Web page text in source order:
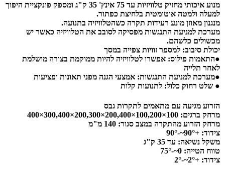
מנוע איכותי מחזיק טלוויזיות עד 75 אינץ' 35 ק"ג ומספק פונקציית היפוך
למעלה ולמטה אוטומטית בלחיצת כפתור.
מנגנון מאוזן מונע רעידות תקרה כשהטלוויזיה בתנועה.
מערכת למניעת התנגשות מפסיקה לסובב את הטלוויזיה כאשר יש
מכשולים כלשהם.
יכולת סיבוב: למספר זוויות צפייה במסך
●התאמות פילוס: אפשרו לטלוויזיה להיות ממוקמת בצורה מושלמת
לאחר תלייה
●מערכת למניעת התנגשות: אמצעי הגנה מפני תאונות ופציעות
● שלט רחוק כלול: לתנועות קלות
הזרוע מגיעה עם מתאמים לתקרות גבס
מרחק ברגים:
100×100,200×200,400×200,300×300,400×400
מרחק הזרוע מהתקרה במצב סגור: 140 מ"מ
צידוד: +90°~-90°
משקל נשיאה: עד ק"ג
טווח הטייה: 0~-75°
צידוד: +2°~-2°